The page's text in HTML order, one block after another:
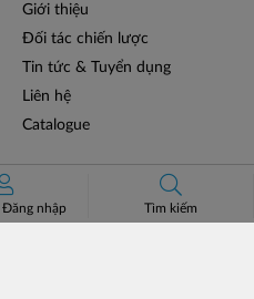
Giới thiệu
Đối tác chiến lược
Tin tức & Tuyển dụng
Liên hệ
Catalogue
Đăng nhập Tìm kiếm